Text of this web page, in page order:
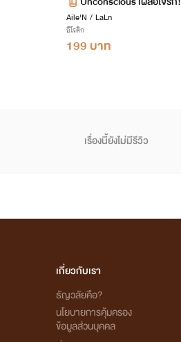
Aile'N / LaLn
อีโรติก
199 บาท
เรื่องนี้ยังไม่มีรีวิว
เกี่ยวกับเรา
ธัญวลัยคือ?
นโยบายการคุ้มครอง
ข้อมูลส่วนบุคคล